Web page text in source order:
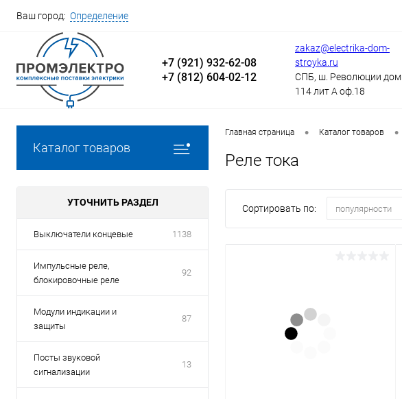
Ваш город: Определение
+7 (921) 932-62-08
+7 (812) 604-02-12
zakaz@electrika-dom-
stroyka.ru
СПБ, ш. Революции дом
114 лит А оф.18
Каталог товаров
УТОЧНИТЬ РАЗДЕЛ
Выключатели концевые 1138
Импульсные реле,
блокировочные реле
92
Модули индикации и
защиты
87
Посты звуковой
сигнализации
13
Главная страница • Каталог товаров •
Реле тока
Сортировать по: популярности